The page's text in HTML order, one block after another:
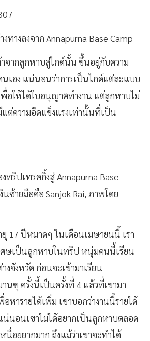
งทางลงจาก Annapurna Base Camp
าจากลูกหาบสู่ไกด์นั้น ขึ้นอยู่กับความ
นเอง แน่นอนว่าการเป็นไกด์แต่ละแบบ
อให้ได้ใบอนุญาตทำงาน แต่ลูกหาบไม่
แต่ความอึดแข็งแรงเท่านั้นที่เป็น
ริปเทรคกิ้งสู่ Annapurna Base
ซ้ายมือคือ Sanjok Rai, ภาพโดย
17 ปีหมาดๆ ในเดือนเมษายนนี้ เรา
ศษเป็นลูกหาบในทริป หนุ่มคนนี้เรียน
จังหวัด ก่อนจะเข้ามาเรียน
นฑุ ครั้งนี้เป็นครั้งที่ 4 แล้วที่เขามา
หารายได้เพิ่ม เขาบอกว่างานนี้รายได้
นอนเขาไม่ได้อยากเป็นลูกหาบตลอด
นื่อยยากมาก ถึงแม้ว่าเขาจะทำได้